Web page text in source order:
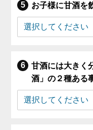
お子様に甘酒を
甘酒には大きく
酒」の２種ある